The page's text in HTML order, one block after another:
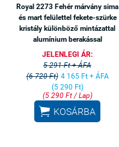
Royal 2273 Fehér márvány sima
és mart felülettel fekete-szürke
kristály különböző mintázattal
alumínium berakással
JELENLEGI ÁR:
5 291 Ft + ÁFA
(6 720 Ft) 4 165 Ft + ÁFA
(5 290 Ft)
(5 290 Ft / Lap)
 KOSÁRBA